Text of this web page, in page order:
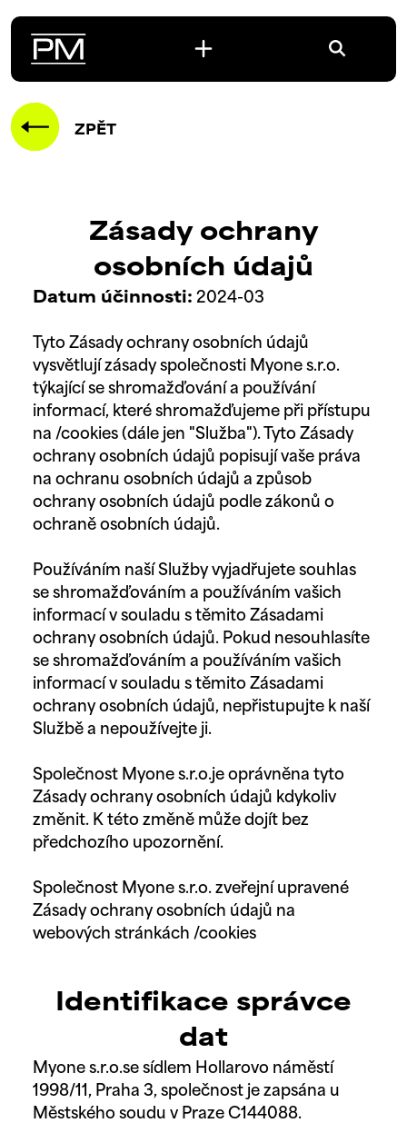
ZPĚT
Zásady ochrany
osobních údajů
Datum účinnosti: 2024-03
Tyto Zásady ochrany osobních údajů
vysvětlují zásady společnosti Myone s.r.o.
týkající se shromažďování a používání
informací, které shromažďujeme při přístupu
na /cookies (dále jen "Služba"). Tyto Zásady
ochrany osobních údajů popisují vaše práva
na ochranu osobních údajů a způsob
ochrany osobních údajů podle zákonů o
ochraně osobních údajů.
Používáním naší Služby vyjadřujete souhlas
se shromažďováním a používáním vašich
informací v souladu s těmito Zásadami
ochrany osobních údajů. Pokud nesouhlasíte
se shromažďováním a používáním vašich
informací v souladu s těmito Zásadami
ochrany osobních údajů, nepřistupujte k naší
Službě a nepoužívejte ji.
Společnost Myone s.r.o.je oprávněna tyto
Zásady ochrany osobních údajů kdykoliv
změnit. K této změně může dojít bez
předchozího upozornění.
Společnost Myone s.r.o. zveřejní upravené
Zásady ochrany osobních údajů na
webových stránkách /cookies
Identifikace správce
dat
Myone s.r.o.se sídlem Hollarovo náměstí
1998/11, Praha 3, společnost je zapsána u
Městského soudu v Praze C144088.